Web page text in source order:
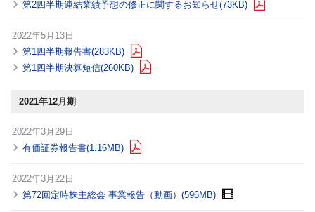
第2四半期連結業績予想の修正に関するお知らせ(73KB)
2022年5月13日
第1四半期報告書(283KB)
第1四半期決算短信(260KB)
2021年12月期
2022年3月29日
有価証券報告書(1.16MB)
2022年3月22日
第72回定時株主総会 事業報告（動画）(596MB)